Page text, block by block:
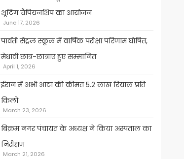
शूटिंग चैंपियनशिप का आयोजन
June 17, 2026
पार्वती सेंट्रल स्कूल में वार्षिक परीक्षा परिणाम घोषित,
मेधावी छात्र-छात्राएं हुए सम्मानित
April 1, 2026
ईरान में अभी आटा की कीमत 5.2 लाख रियाल प्रति
किलो
March 23, 2026
बिक्रम नगर पंचायत के अध्यक्ष ने किया अस्पताल का
निरीक्षण
March 21, 2026